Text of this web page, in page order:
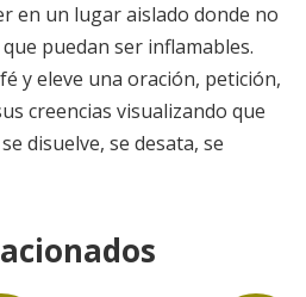
en un lugar aislado donde no
puedan ser inflamables.
y eleve una oración, petición,
creencias visualizando que
disuelve, se desata, se